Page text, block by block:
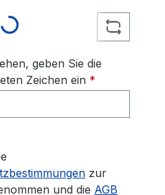
Loading...
geben Sie die
Zeichen ein *
zur
und die AGB